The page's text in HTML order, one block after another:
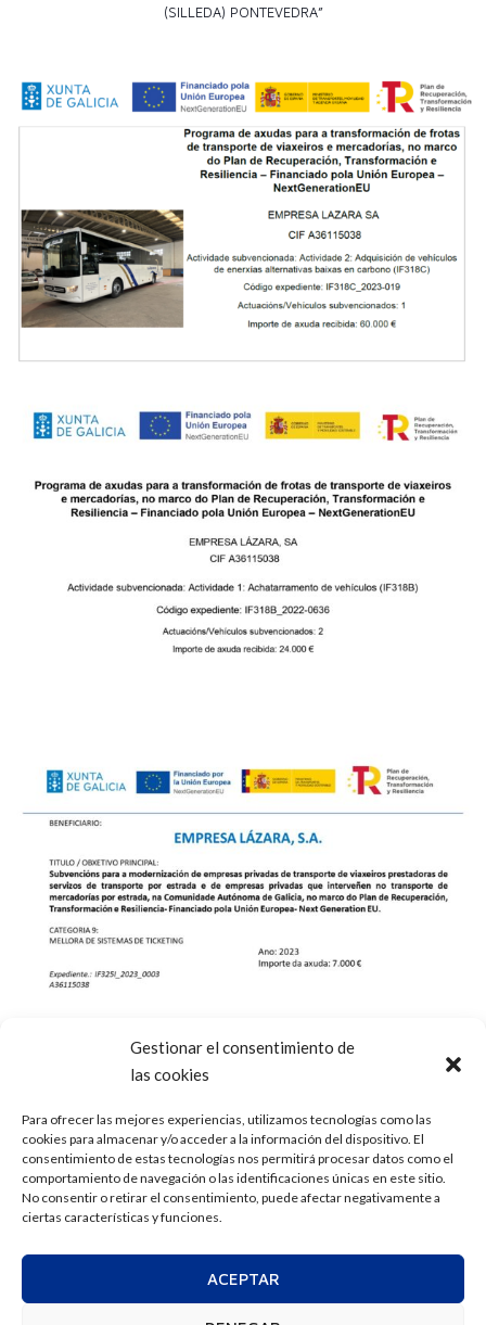
Gestionar el consentimiento de
las cookies
Para ofrecer las mejores experiencias, utilizamos tecnologías como las
cookies para almacenar y/o acceder a la información del dispositivo. El
consentimiento de estas tecnologías nos permitirá procesar datos como el
comportamiento de navegación o las identificaciones únicas en este sitio.
No consentir o retirar el consentimiento, puede afectar negativamente a
ciertas características y funciones.
ACEPTAR
(SILLEDA) PONTEVEDRA”